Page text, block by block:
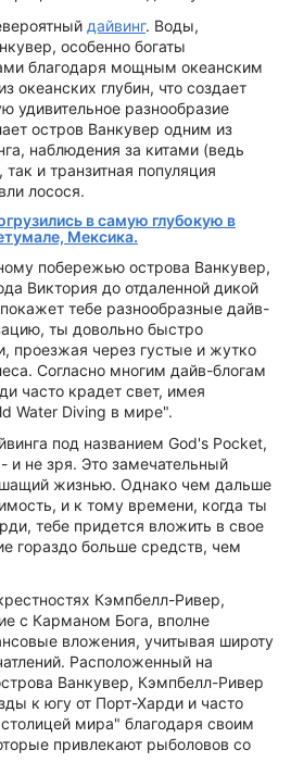
дайвинг. Воды,
особенно богаты
благодаря мощным океанским
океанских глубин, что создает
разнообразие
остров Ванкувер одним из
наблюдения за китами (ведь
и транзитная популяция
лосося.
в самую глубокую в
Мексика.
побережью острова Ванкувер,
Виктория до отдаленной дикой
тебе разнообразные дайв-
ты довольно быстро
проезжая через густые и жутко
Согласно многим дайв-блогам
часто крадет свет, имея
Water Diving в мире".
под названием God's Pocket,
и не зря. Это замечательный
жизнью. Однако чем дальше
и к тому времени, когда ты
тебе придется вложить в свое
гораздо больше средств, чем
Кэмпбелл-Ривер,
с Карманом Бога, вполне
вложения, учитывая широту
Расположенный на
Ванкувер, Кэмпбелл-Ривер
к югу от Порт-Харди и часто
мира" благодаря своим
привлекают рыболовов со